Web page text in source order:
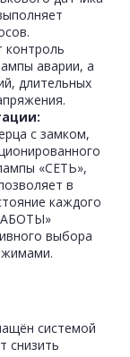
контроль
аварии, а
длительных
с замком,
«СЕТЬ»,
в
каждого
выбора
системой
снизить